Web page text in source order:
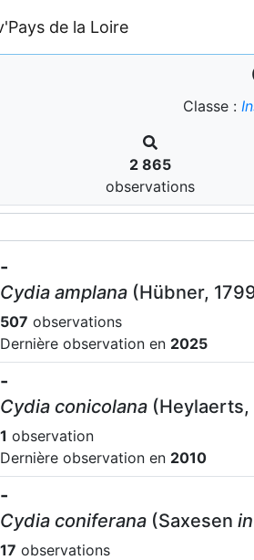
de la Loire
Classe :
2 865
observations
-
Cydia amplana (Hübner,
507 observations
Dernière observation en 2025
-
Cydia conicolana (Heylaerts,
1 observation
Dernière observation en 2010
-
Cydia coniferana (Saxesen in
17 observations